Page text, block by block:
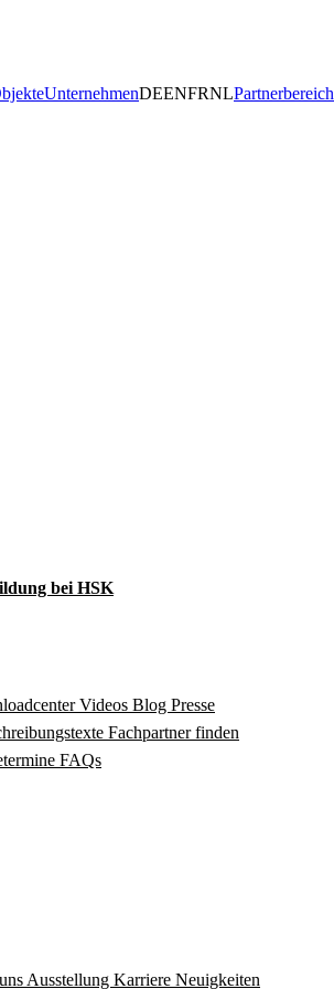
UnternehmenDEENFRNLPartnerbereich
bei HSK
Videos Blog Presse
Fachpartner finden
FAQs
Ausstellung Karriere Neuigkeiten